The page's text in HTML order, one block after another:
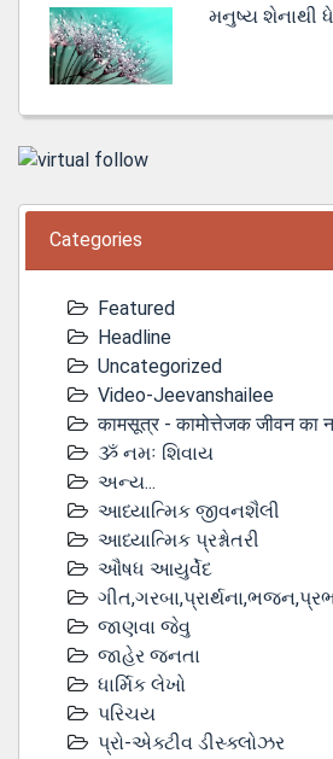
મનુષ્ય શેનાથી
Categories
Featured
Headline
Uncategorized
Video-Jeevanshailee
कामसूत्र - कामोत्तेजक जीवन का
ૐ નમઃ શિવાય
અન્ય...
આધ્યાત્મિક જીવનશૈલી
આધ્યાત્મિક પ્રશ્નોતરી
ઔષધ આયુર્વેદ
જાણવા જેવુ
જાહેર જનતા
ધાર્મિક લેખો
પરિચય
પ્રો-એક્ટીવ ડીસ્‍ક્લોઝર